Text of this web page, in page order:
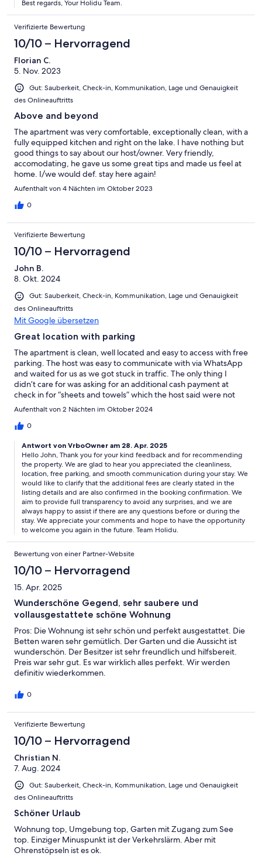
Best regards, Your Holidu Team.
Verifizierte Bewertung
10/10 – Hervorragend
Florian C.
5. Nov. 2023
Gut: Sauberkeit, Check-in, Kommunikation, Lage und Genauigkeit
des Onlineauftritts
Above and beyond
The apartment was very comfortable, exceptionally clean, with a
fully equipped kitchen and right on the lake. I have nothing but
good things to say about our host/owner. Very friendly,
accomodating, he gave us some great tips and made us feel at
home. I/we would def. stay here again!
Aufenthalt von 4 Nächten im Oktober 2023
0
Verifizierte Bewertung
10/10 – Hervorragend
John B.
8. Okt. 2024
Gut: Sauberkeit, Check-in, Kommunikation, Lage und Genauigkeit
des Onlineauftritts
Mit Google übersetzen
Great location with parking
The apartment is clean, well located and easy to access with free
parking. The host was easy to communicate with via WhatsApp
and waited for us as we got stuck in traffic. The only thing I
didn’t care for was asking for an additional cash payment at
check in for “sheets and towels” which the host said were not
included. This is incredibly strange, I have never experienced
recommend this apartment.
Aufenthalt von 2 Nächten im Oktober 2024
0
Antwort von VrboOwner am 28. Apr. 2025
Hello John, Thank you for your kind feedback and for recommending
the property. We are glad to hear you appreciated the cleanliness,
location, free parking, and smooth communication during your stay. We
would like to clarify that the additional fees are clearly stated in the
listing details and are also confirmed in the booking confirmation. We
aim to provide full transparency to avoid any surprises, and we are
always happy to assist if there are any questions before or during the
stay. We appreciate your comments and hope to have the opportunity
to welcome you again in the future. Team Holidu.
Bewertung von einer Partner-Website
10/10 – Hervorragend
15. Apr. 2025
Wunderschöne Gegend, sehr saubere und
vollausgestattete schöne Wohnung
Pros: Die Wohnung ist sehr schön und perfekt ausgestattet. Die
Betten waren sehr gemütlich. Der Garten und die Aussicht ist
wunderschön. Der Besitzer ist sehr freundlich und hilfsbereit.
Preis war sehr gut. Es war wirklich alles perfekt. Wir werden
definitiv wiederkommen.
0
Verifizierte Bewertung
10/10 – Hervorragend
Christian N.
7. Aug. 2024
Gut: Sauberkeit, Check-in, Kommunikation, Lage und Genauigkeit
des Onlineauftritts
Schöner Urlaub
Wohnung top, Umgebung top, Garten mit Zugang zum See
top. Einziger Minuspunkt ist der Verkehrslärm. Aber mit
Ohrenstöpseln ist es ok.